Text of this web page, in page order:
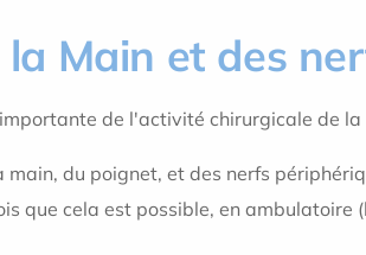
Main et des
de l'activité chirurgicale de la
main, du poignet, et des nerfs
que cela est possible, en